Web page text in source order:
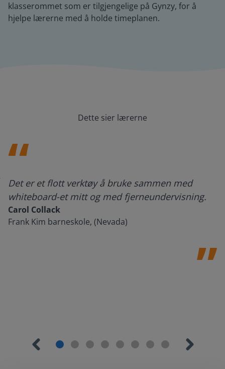
klasserommet som er tilgjengelige på Gynzy, for å
hjelpe lærerne med å holde timeplanen.
Dette sier lærerne
Det er et flott verktøy å bruke sammen med
whiteboard-et mitt og med fjerneundervisning.
Carol Collack
Frank Kim barneskole, (Nevada)